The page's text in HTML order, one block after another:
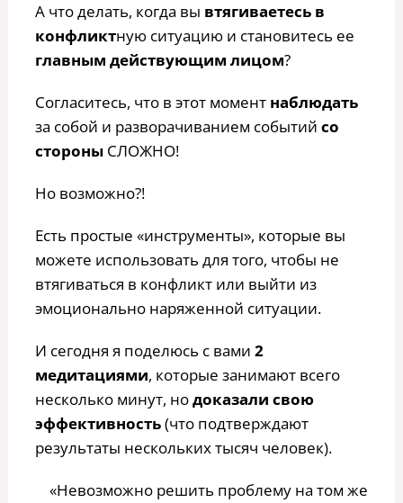
А что делать, когда вы втягиваетесь в
конфликтную ситуацию и становитесь ее
главным действующим лицом?
Согласитесь, что в этот момент наблюдать
за собой и разворачиванием событий со
стороны СЛОЖНО!
Но возможно?!
Есть простые «инструменты», которые вы
можете использовать для того, чтобы не
втягиваться в конфликт или выйти из
эмоционально наряженной ситуации.
И сегодня я поделюсь с вами 2
медитациями, которые занимают всего
несколько минут, нодоказали свою
эффективность(что подтверждают
результаты нескольких тысяч человек).
«Невозможно решить проблему на том же